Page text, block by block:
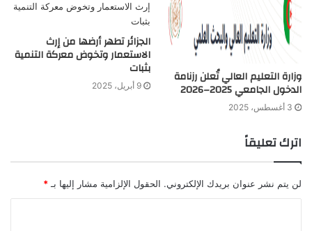
وزارة التعليم العالي تُعلن رزنامة
الدخول الجامعي 2025–2026
3 أغسطس، 2025
الجزائر تطهر أرضها من إرث
الاستعمار وتخوض معركة التنمية
بثبات
9 أبريل، 2025
اترك تعليقاً
لن يتم نشر عنوان بريدك الإلكتروني. الحقول الإلزامية مشار إليها بـ *